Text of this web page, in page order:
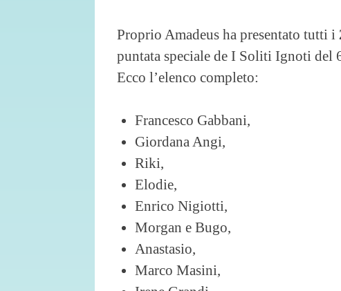
Proprio Amadeus ha presentato tutti i
puntata speciale de I Soliti Ignoti del
Ecco l’elenco completo:
Francesco Gabbani,
Giordana Angi,
Riki,
Elodie,
Enrico Nigiotti,
Morgan e Bugo,
Anastasio,
Marco Masini,